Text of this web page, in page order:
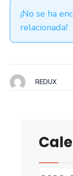
¡No se ha
relacionada!
REDUX